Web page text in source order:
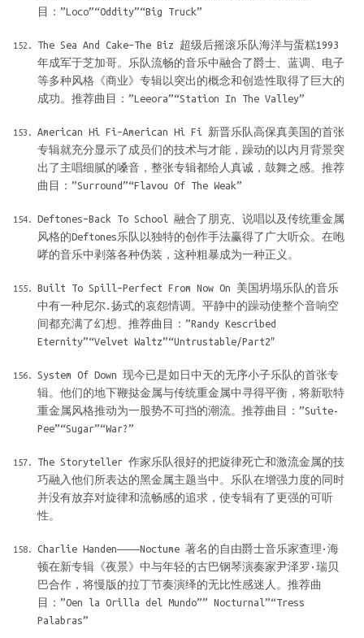
目：”Loco”“Oddity”“Big Truck”
The Sea And Cake–The Biz 超级后摇滚乐队海洋与蛋糕1993
年成军于芝加哥。乐队流畅的音乐中融合了爵士、蓝调、电子
等多种风格《商业》专辑以突出的概念和创造性取得了巨大的
成功。推荐曲目：”Leeora”“Station In The Valley”
American Hi Fi–American Hi Fi 新晋乐队高保真美国的首张
专辑就充分显示了成员们的技术与才能，躁动的以内月背景突
出了主唱细腻的嗓音，整张专辑都给人真诚，鼓舞之感。推荐
曲目：”Surround”“Flavou Of The Weak”
Deftones–Back To School 融合了朋克、说唱以及传统重金属
风格的Deftones乐队以独特的创作手法赢得了广大听众。在咆
哮的音乐中剥落各种伪装，这种粗暴成为一种正义。
Built To Spill–Perfect From Now On 美国坍塌乐队的音乐
中有一种尼尔.扬式的哀怨情调。平静中的躁动使整个音响空
间都充满了幻想。推荐曲目：”Randy Kescribed
Eternity”“Velvet Waltz”“Untrustable/Part2″
System Of Down 现今已是如日中天的无序小子乐队的首张专
辑。他们的地下鞭挞金属与传统重金属中寻得平衡，将新歌特
重金属风格推动为一股势不可挡的潮流。推荐曲目：”Suite-
Pee”“Sugar”“War?”
The Storyteller 作家乐队很好的把旋律死亡和激流金属的技
巧融入他们所表达的黑金属主题当中。乐队在增强力度的同时
并没有放弃对旋律和流畅感的追求，使专辑有了更强的可听
性。
Charlie Handen――Noctume 著名的自由爵士音乐家查理·海
顿在新专辑《夜景》中与年轻的古巴钢琴演奏家尹泽罗·瑞贝
巴合作，将慢版的拉丁节奏演绎的无比性感迷人。推荐曲
目：”Oen la Orilla del Mundo”” Nocturnal”“Tress
Palabras”